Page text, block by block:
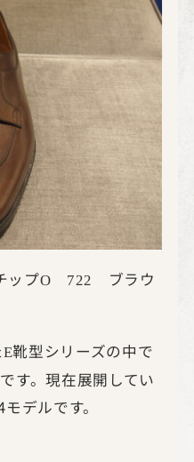
ップO 722 ブラウ
E靴型シリーズの中で
す。現在展開してい
デルです。